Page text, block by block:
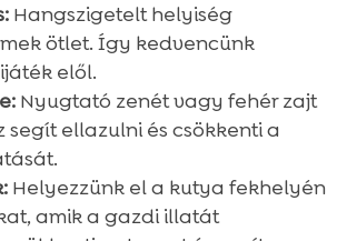
Hangszigetelt helyiség
ötlet. Így kedvencünk
elől.
Nyugtató zenét vagy fehér zajt
segít ellazulni és csökkenti a
Helyezzünk el a kutya fekhelyén
amik a gazdi illatát